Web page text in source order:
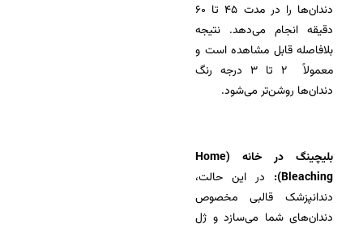
دندان‌ها را در مدت ۴۵ تا ۶۰
دقیقه انجام می‌دهد. نتیجه
بلافاصله قابل مشاهده است و
معمولاً ۲ تا ۳ درجه رنگ
دندان‌ها روشن‌تر می‌شود.
بلیچینگ در خانه (Home
Bleaching):
در این حالت،
دندانپزشک قالبی مخصوص
دندان‌های شما می‌سازد و ژل